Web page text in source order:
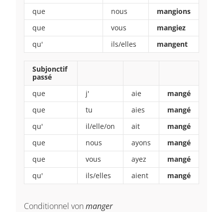
que
nous
mangions
que
vous
mangiez
qu'
ils/elles mangent
Subjonctif
passé
que
j' aie
mangé
que
tu aies
mangé
qu'
il/elle/on ait
mangé
que
nous ayons
mangé
que
vous ayez
mangé
qu'
ils/elles aient mangé
Conditionnel von manger